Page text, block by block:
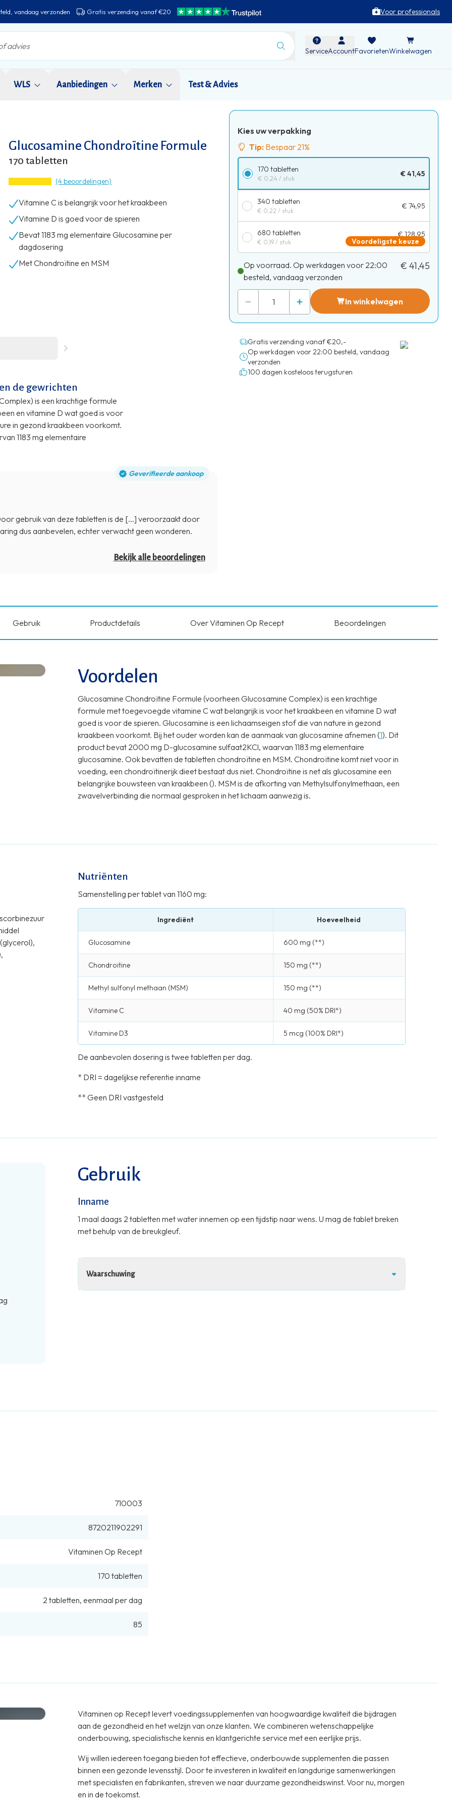
vandaag verzonden Gratis verzending vanaf €20 Voor professionals
ServiceAccountFavorietenWinkelwagen
WLS Aanbiedingen Merken Test & Advies
Glucosamine Chondroïtine Formule
170 tabletten
(4 beoordelingen)
Vitamine C is belangrijk voor het kraakbeen
Vitamine D is goed voor de spieren
Bevat 1183 mg elementaire Glucosamine per
dagdosering
Met Chondroïtine en MSM
Kies uw verpakking
Tip:Bespaar 21%
170 tabletten
€ 0,24 / stuk
€ 41,45
340 tabletten
€ 0,22 / stuk
€ 74,95
680 tabletten
€ 0,19 / stuk
€ 128,95
Voordeligste keuze
Op voorraad. Op werkdagen voor 22:00
besteld, vandaag verzonden
€ 41,45
In winkelwagen
Gratis verzending vanaf €20,-
Op werkdagen voor 22:00 besteld, vandaag
verzonden
100 dagen kosteloos terugsturen
de gewrichten
is een krachtige formule
en vitamine D wat goed is voor
in gezond kraakbeen voorkomt.
1183 mg elementaire
Geverifieerde aankoop
gebruik van deze tabletten is de [...] veroorzaakt door
dus aanbevelen, echter verwacht geen wonderen.
Bekijk alle beoordelingen
Gebruik Productdetails Over Vitaminen Op Recept Beoordelingen
Voordelen
Glucosamine Chondroïtine Formule (voorheen Glucosamine Complex) is een krachtige
formule met toegevoegde vitamine C wat belangrijk is voor het kraakbeen en vitamine D wat
goed is voor de spieren. Glucosamine is een lichaamseigen stof die van nature in gezond
kraakbeen voorkomt. Bij het ouder worden kan de aanmaak van glucosamine afnemen (1). Dit
product bevat 2000 mg D-glucosamine sulfaat2KCl, waarvan 1183 mg elementaire
glucosamine. Ook bevatten de tabletten chondroïtine en MSM. Chondroïtine komt niet voor in
voeding, een chondroïtinerijk dieet bestaat dus niet. Chondroïtine is net als glucosamine een
belangrijke bouwsteen van kraakbeen (). MSM is de afkorting van Methylsulfonylmethaan, een
zwavelverbinding die normaal gesproken in het lichaam aanwezig is.
Nutriënten
Samenstelling per tablet van 1160 mg:
Ingrediënt Hoeveelheid
Glucosamine 600 mg (**)
Chondroïtine 150 mg (**)
Methyl sulfonyl methaan (MSM) 150 mg (**)
Vitamine C 40 mg (50% DRI*)
Vitamine D3 5 mcg (100% DRI*)
De aanbevolen dosering is twee tabletten per dag.
* DRI = dagelijkse referentie inname
** Geen DRI vastgesteld
Gebruik
Inname
1 maal daags 2 tabletten met water innemen op een tijdstip naar wens. U mag de tablet breken
met behulp van de breukgleuf.
Waarschuwing
710003
8720211902291
Vitaminen Op Recept
170 tabletten
2tabletten, eenmaal per dag
85
Vitaminen op Recept levert voedingssupplementen van hoogwaardige kwaliteit die bijdragen
aan de gezondheid en het welzijn van onze klanten. We combineren wetenschappelijke
onderbouwing, specialistische kennis en klantgerichte service met een eerlijke prijs.
Wij willen iedereen toegang bieden tot effectieve, onderbouwde supplementen die passen
binnen een gezonde levensstijl. Door te investeren in kwaliteit en langdurige samenwerkingen
met specialisten en fabrikanten, streven we naar duurzame gezondheidswinst. Voor nu, morgen
en in de toekomst.